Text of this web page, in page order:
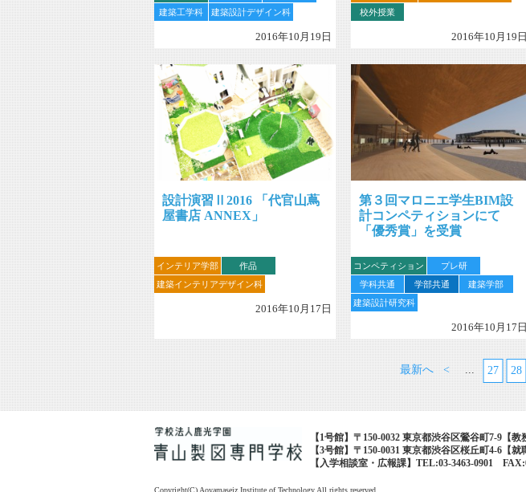
建築工学科
建築設計デザイン科
2016年10月19日
校外授業
2016年10月19日
設計演習Ⅱ2016 「代官山蔦
屋書店 ANNEX」
インテリア学部
作品
建築インテリアデザイン科
2016年10月17日
第３回マロニエ学生BIM設
計コンペティションにて
「優秀賞」を受賞
コンペティション
プレ研
学科共通
学部共通
建築学部
建築設計研究科
2016年10月17日
最新へ < ... 27 28
【1号館】〒150-0032 東京都渋谷区鶯谷町7-9【教
【3号館】〒150-0031 東京都渋谷区桜丘町4-6【就
【入学相談室・広報課】TEL:03-3463-0901
Copyright(C) Aoyamaseiz Institute of Technology All rights reserved.